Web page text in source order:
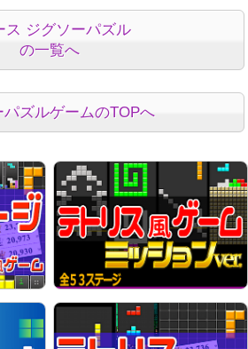
ス ジグソーパズル
の一覧へ
パズルゲームのTOPへ